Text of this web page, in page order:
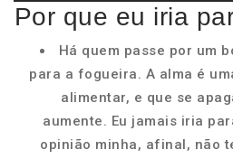
Por que eu iria
Há quem passe por um
para a fogueira. A alma é
alimentar, e que se
aumente. Eu jamais iria
opinião minha, afinal, não